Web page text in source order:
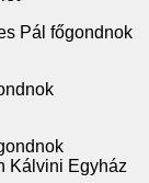
Pál főgondnok
Kálvini Egyház